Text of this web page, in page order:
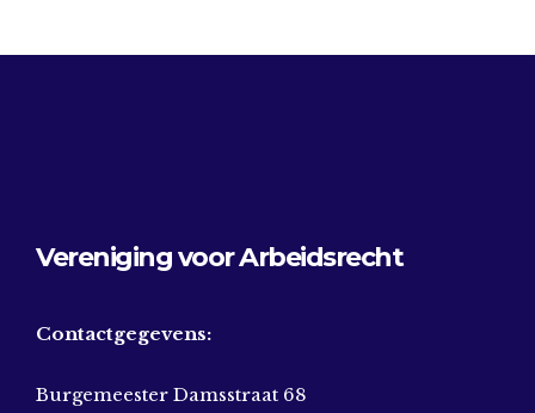
Vereniging voor Arbeidsrecht
Contactgegevens:
Burgemeester Damsstraat 68